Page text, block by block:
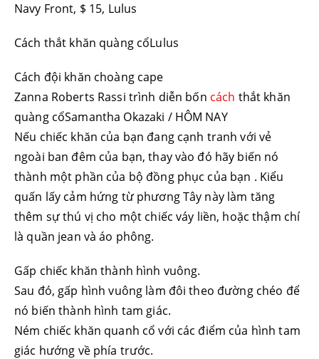
Navy Front, $ 15, Lulus
Cách thắt khăn quàng cổLulus
Cách đội khăn choàng cape
Zanna Roberts Rassi trình diễn bốn cách thắt khăn
quàng cổSamantha Okazaki / HÔM NAY
Nếu chiếc khăn của bạn đang cạnh tranh với vẻ
ngoài ban đêm của bạn, thay vào đó hãy biến nó
thành một phần của bộ đồng phục của bạn . Kiểu
quấn lấy cảm hứng từ phương Tây này làm tăng
thêm sự thú vị cho một chiếc váy liền, hoặc thậm chí
là quần jean và áo phông.
Gấp chiếc khăn thành hình vuông.
Sau đó, gấp hình vuông làm đôi theo đường chéo để
nó biến thành hình tam giác.
Ném chiếc khăn quanh cổ với các điểm của hình tam
giác hướng về phía trước.